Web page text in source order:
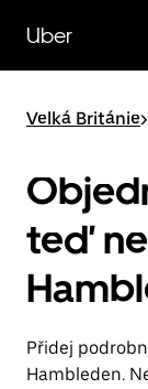
hlavní
obsah
Uber
Velká Británie>
teď
Přidej
Hambleden.